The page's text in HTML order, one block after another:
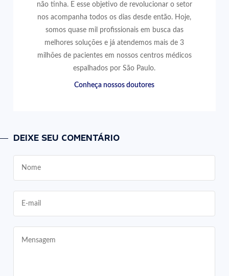
não tinha. E esse objetivo de revolucionar o setor
nos acompanha todos os dias desde então. Hoje,
somos quase mil profissionais em busca das
melhores soluções e já atendemos mais de 3
milhões de pacientes em nossos centros médicos
espalhados por São Paulo.
Conheça nossos doutores
DEIXE SEU COMENTÁRIO